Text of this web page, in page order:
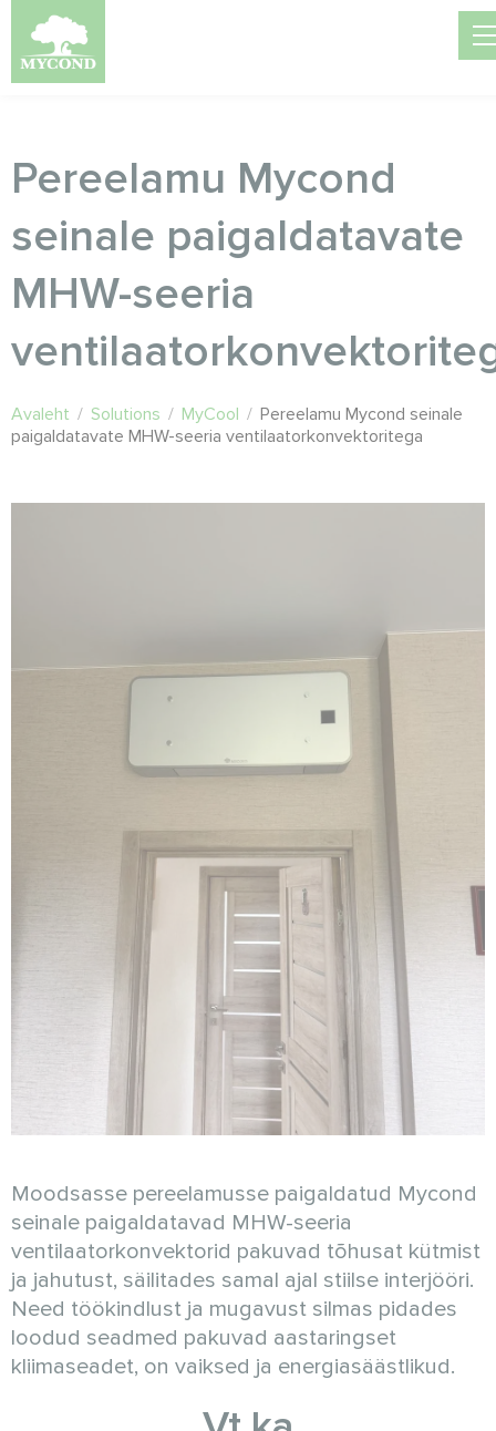
Pereelamu Mycond
seinale paigaldatavate
MHW-seeria
Avaleht / Solutions / MyCool / Pereelamu Mycond seinale
paigaldatavate MHW-seeria ventilaatorkonvektoritega
Moodsasse pereelamusse paigaldatud Mycond
seinale paigaldatavad MHW-seeria
ventilaatorkonvektorid pakuvad tõhusat kütmist
ja jahutust, säilitades samal ajal stiilse interjööri.
Need töökindlust ja mugavust silmas pidades
loodud seadmed pakuvad aastaringset
kliimaseadet, on vaiksed ja energiasäästlikud.